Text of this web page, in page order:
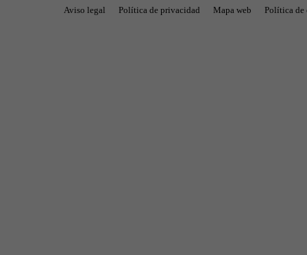
Aviso legal Política de privacidad Mapa web Política de